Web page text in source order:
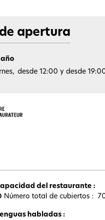
apertura
desde 12:00 y desde
del restaurante :
Número total de cubiertos
habladas :